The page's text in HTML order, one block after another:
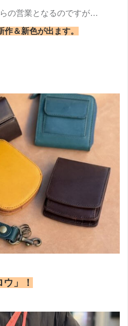
の営業となるのですが…
＆新色が出ます。
」！